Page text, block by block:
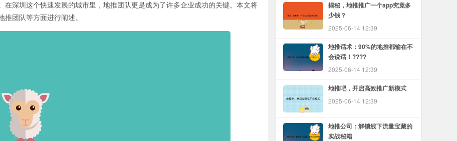
深圳这个快速发展的城市里，地推团队更是成为了许多企业成功的关键。本文将
团队等方面进行阐述。
揭秘，地推推广一个app究竟多
少钱？
2025-06-14 12:39
地推话术：90%的地推都输在不
会说话！????
2025-06-14 12:39
地推吧，开启高效推广新模式
2025-06-14 12:39
地推公司：解锁线下流量宝藏的
实战秘籍